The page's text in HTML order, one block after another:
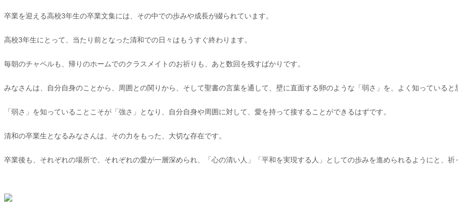
卒業を迎える高校3年生の卒業文集には、その中での歩みや成長が綴られています。
高校3年生にとって、当たり前となった清和での日々はもうすぐ終わります。
毎朝のチャペルも、帰りのホームでのクラスメイトのお祈りも、あと数回を残すばかりです。
みなさんは、自分自身のことから、周囲との関りから、そして聖書の言葉を通して、壁に直面する卵のような「弱さ」を、よく知っていると
「弱さ」を知っていることこそが「強さ」となり、自分自身や周囲に対して、愛を持って接することができるはずです。
清和の卒業生となるみなさんは、その力をもった、大切な存在です。
卒業後も、それぞれの場所で、それぞれの愛が一層深められ、「心の清い人」「平和を実現する人」としての歩みを進められるようにと、祈